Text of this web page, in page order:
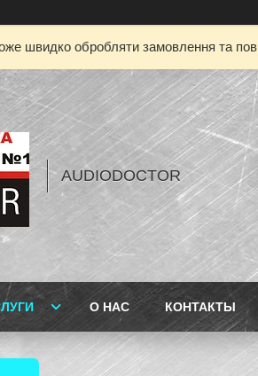
швидко обробляти замовлення та
AUDIODOCTOR
О НАС КОНТАКТЫ